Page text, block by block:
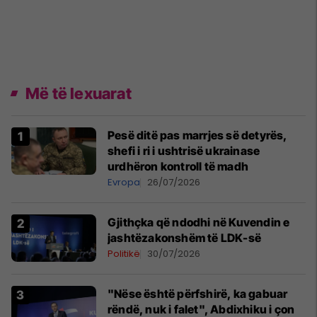
Më të lexuarat
Pesë ditë pas marrjes së detyrës,
shefi i ri i ushtrisë ukrainase
urdhëron kontroll të madh
Evropa 26/07/2026
Gjithçka që ndodhi në Kuvendin e
jashtëzakonshëm të LDK-së
Politikë 30/07/2026
"Nëse është përfshirë, ka gabuar
rëndë, nuk i falet", Abdixhiku i çon